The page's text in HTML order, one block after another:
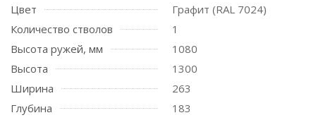
Цвет
Графит (RAL 7024)
Количество стволов
1
Высота ружей, мм
1080
Высота
1300
Ширина
263
Глубина
183